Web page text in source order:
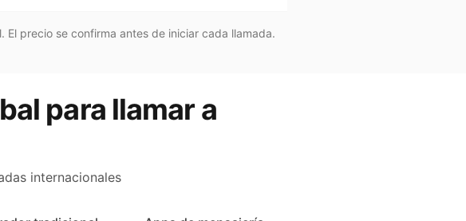
precio se confirma antes de iniciar cada llamada.
para llamar a
internacionales